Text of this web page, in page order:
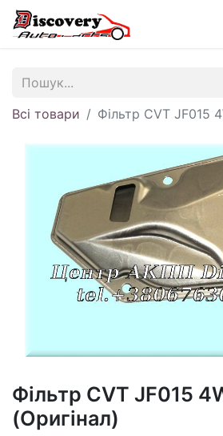
Всі товари Фільтр CVT JF015
Фільтр CVT JF015
(Оригінал)